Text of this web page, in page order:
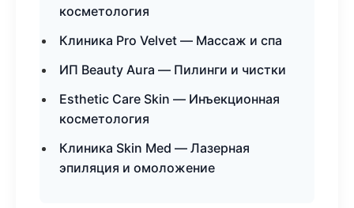
косметология
Клиника Pro Velvet — Массаж и спа
ИП Beauty Aura — Пилинги и чистки
Esthetic Care Skin — Инъекционная
косметология
Клиника Skin Med — Лазерная
эпиляция и омоложение